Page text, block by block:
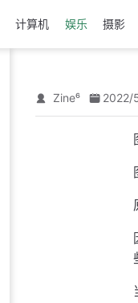
计算机 娱乐 摄影
Zine⁶ 2022/